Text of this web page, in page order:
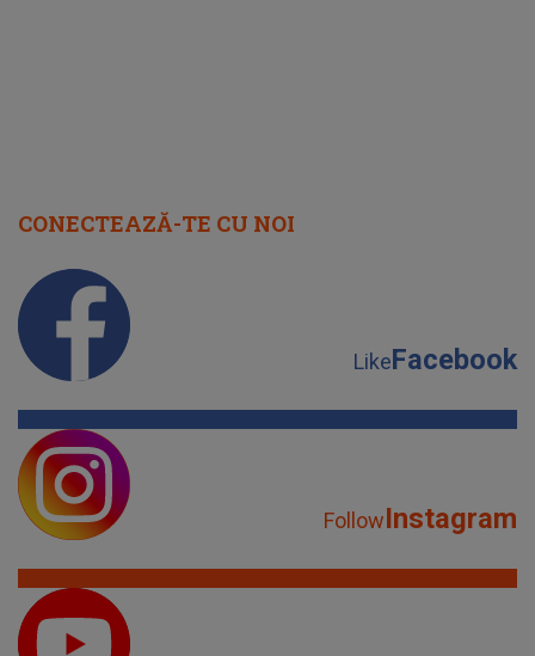
CONECTEAZĂ-TE CU NOI
LikeFacebook
FollowInstagram